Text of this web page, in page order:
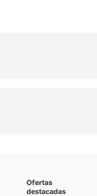
Ofertas
destacadas